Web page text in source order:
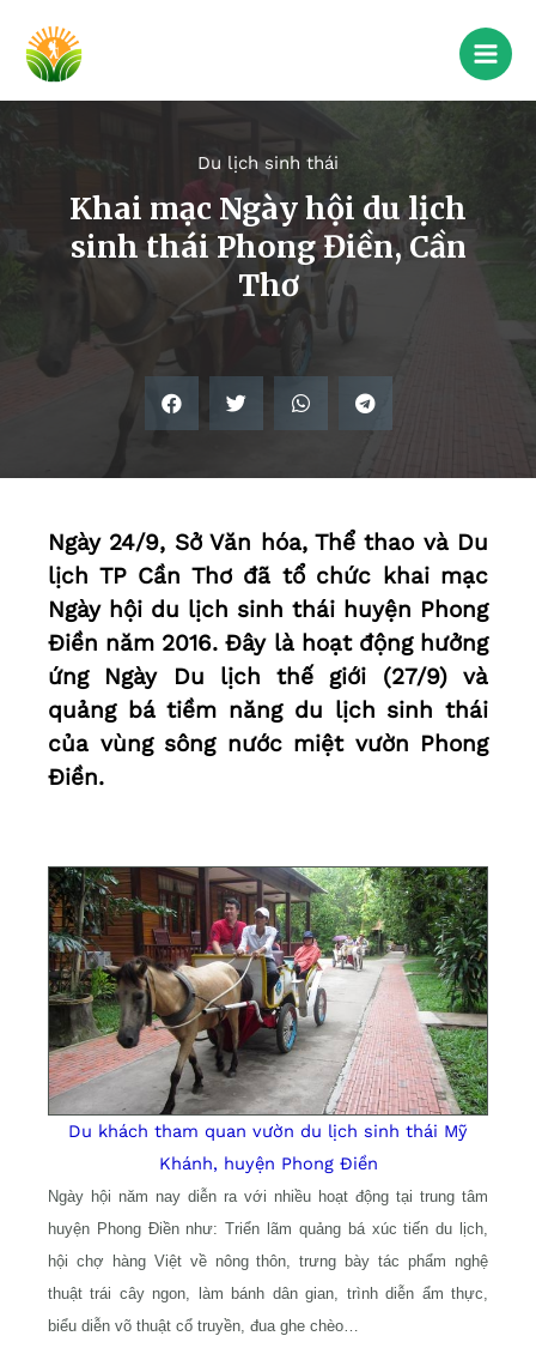
Du lịch sinh thái
Khai mạc Ngày hội du lịch
sinh thái Phong Điền, Cần
Thơ
Ngày 24/9, Sở Văn hóa, Thể thao và Du
lịch TP Cần Thơ đã tổ chức khai mạc
Ngày hội du lịch sinh thái huyện Phong
Điền năm 2016. Đây là hoạt động hưởng
ứng Ngày Du lịch thế giới (27/9) và
quảng bá tiềm năng du lịch sinh thái
của vùng sông nước miệt vườn Phong
Điền.
Du khách tham quan vườn du lịch sinh thái Mỹ
Khánh, huyện Phong Điền
Ngày hội năm nay diễn ra với nhiều hoạt động tại trung tâm
huyện Phong Điền như: Triển lãm quảng bá xúc tiến du lịch,
hội chợ hàng Việt về nông thôn, trưng bày tác phẩm nghệ
thuật trái cây ngon, làm bánh dân gian, trình diễn ẩm thực,
biểu diễn võ thuật cổ truyền, đua ghe chèo…